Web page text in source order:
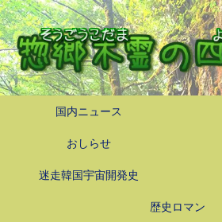
国内ニュース
おしらせ
迷走韓国宇宙開発史
歴史ロマン